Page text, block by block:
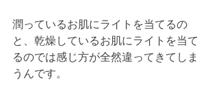
潤っているお肌にライトを当てるの
と、乾燥しているお肌にライトを当て
るのでは感じ方が全然違ってきてしま
うんです。